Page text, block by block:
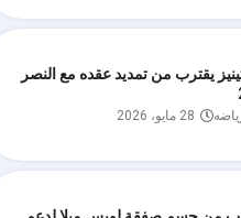
يقترب من تمديد عقده مع النصر
28 مايو، 2026